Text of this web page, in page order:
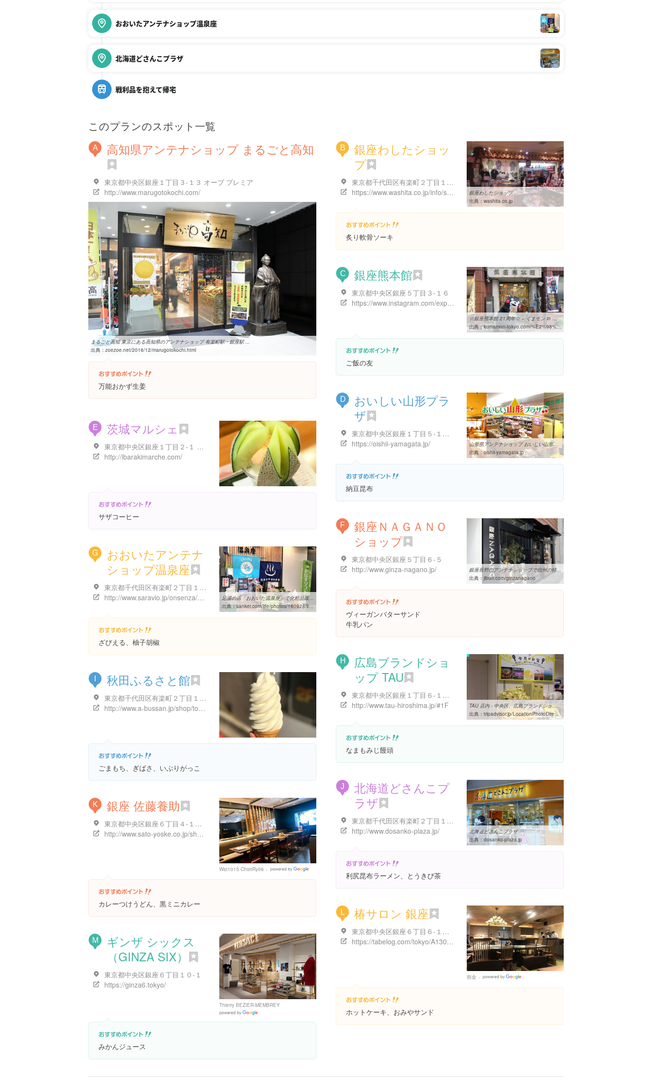
おおいたアンテナショップ温泉座
北海道どさんこプラザ
戦利品を抱えて帰宅
このプランのスポット一覧
A 高知県アンテナショップ まるごと高知
東京都中央区銀座１丁目３-１３ オーブ プレミア
http://www.marugotokochi.com/
まるごと高知 東京にある高知県のアンテナショップ 有楽町駅・銀座駅 ...
出典： zoezoe.net/2016/12/marugotokochi.html
万能おかず生姜
B
銀座わしたショッ
プ
東京都千代田区有楽町２丁目１０-１ 東京交通会館 １階
https://www.washita.co.jp/info/shop/ginza/
銀座わしたショップ
出典： washita.co.jp
炙り軟骨ソーキ
C 銀座熊本館
東京都中央区銀座５丁目３-１６
https://www.instagram.com/explore/locations/659091
☆銀座熊本館 21周年☆ – くまモン in 東京
出典：kumamon-tokyo.com/%E2%98%86%E9%8A%80%E5%BA%A7%E7%86%8A%E6%9C%AC%E9%A4%A8-21%E5%91%A8%E5%B9%B4%E2%98%86
ご飯の友
D
おいしい山形プラ
ザ
東京都中央区銀座１丁目５-１０ 銀座ファーストファイブビル 1-2階
https://oishii-yamagata.jp/
山形県アンテナショップ おいしい山形プラザ
出典：oishii-yamagata.jp
納豆昆布
E 茨城マルシェ
東京都中央区銀座１丁目２-１ 紺屋ビル 1階
http://ibarakimarche.com/
サザコーヒー
F
銀座ＮＡＧＡＮＯ
ショップ
東京都中央区銀座５丁目６-５
http://www.ginza-nagano.jp/
銀座長野のアンテナショップで信州の特産品を買おう | JIBURi.com
出典： jiburi.com/ginzanagano
ヴィーガンバターサンド
牛乳パン
G
おおいたアンテナ
ショップ温泉座
東京都千代田区有楽町２丁目１０-１
http://www.saravio.jp/onsenza/shop/yuraku.html
足湯の店「おおいた温泉座」で化粧品販売増へ 地元・大分県の温泉 ...
出典：sankei.com/life/photos/160928/lif1609280014-p1.html
ざびえる、柚子胡椒
H
広島ブランドショ
ップ TAU
東京都中央区銀座１丁目６-１０ 銀座上一ビルディング B1〜3F
http://www.tau-hiroshima.jp/#1F
TAU 店内 - 中央区、広島ブランドショップ TAUの写真 - トリップ ...
出典： tripadvisor.jp/LocationPhotoDirectLink-g1066444-d4206035-i338308579-Hiroshima_Brand_Shop_TAU-Chuo_Tokyo_Tokyo_Prefecture_Kanto.html
なまもみじ饅頭
秋田ふるさと館
東京都千代田区有楽町２丁目１０-１
http://www.a-bussan.jp/shop/tokyo/index2.html
ごまもち、ぎばさ、いぶりがっこ
J
北海道どさんこプ
ラザ
東京都千代田区有楽町２丁目１０-１ 東京交通会館 １階
http://www.dosanko-plaza.jp/
北海道どさんこプラザ
出典： dosanko-plaza.jp
利尻昆布ラーメン、とうきび茶
K 銀座 佐藤養助
東京都中央区銀座６丁目４-１７ 銀座出井ビル 1階
http://www.sato-yoske.co.jp/shop/ginza.html
Wst1015 ChstrRy06
Places
カレーつけうどん、黒ミニカレー
L 椿サロン 銀座
東京都中央区銀座６丁目６-１９ 新太炉ビル3F
https://tabelog.com/tokyo/A1301/A130101/13219443/
雨金
Places
ホットケーキ、おみやサンド
M
ギンザ シックス
（GINZA SIX）
東京都中央区銀座６丁目１０-１
https://ginza6.tokyo/
Thierry BEZIER-MEMBREY
Places
みかんジュース